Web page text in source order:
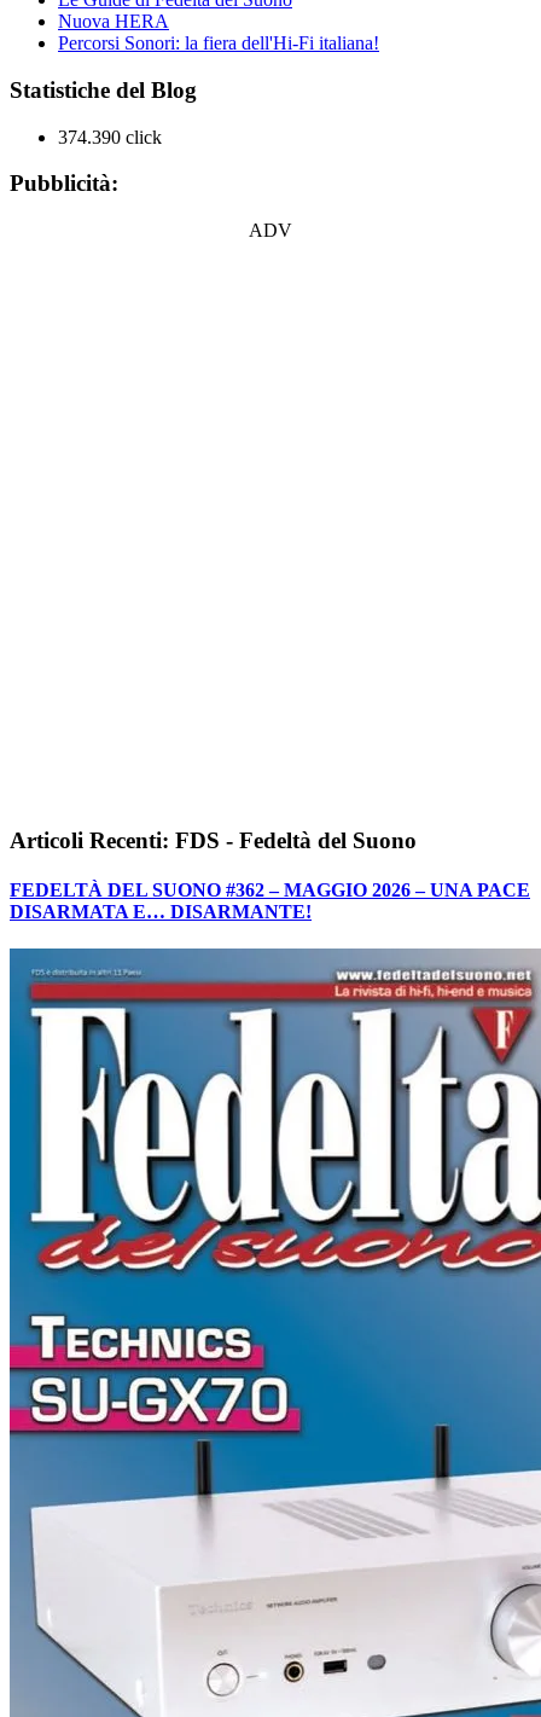
Nuova HERA
Percorsi Sonori: la fiera dell'Hi-Fi italiana!
Statistiche del Blog
374.390 click
Pubblicità:
ADV
Articoli Recenti: FDS - Fedeltà del Suono
FEDELTÀ DEL SUONO #362 – MAGGIO 2026 – UNA PACE
DISARMATA E… DISARMANTE!